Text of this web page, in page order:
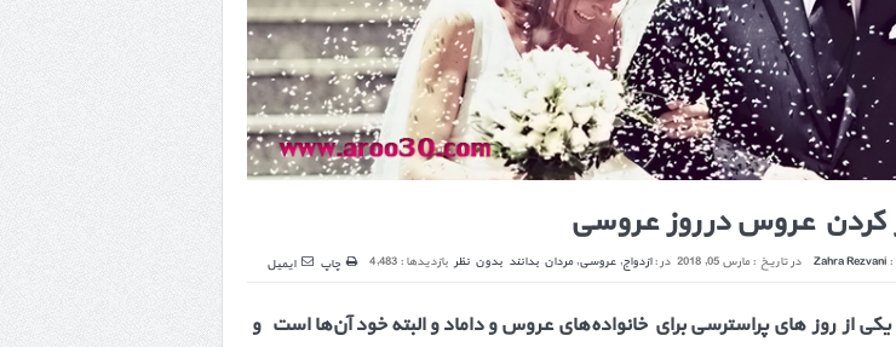
کردن عروس در روز عروسی
:
Zahra Rezvani در تاریخ :مارس 05, 2018 در :ازدواج, عروسی,مردان بدانند بدون نظر بازدیدها : 4,483 چاپ ایمیل
از روز های پراسترسی برای خانواده‌های عروس و داماد و البته خود آن‌ها است و